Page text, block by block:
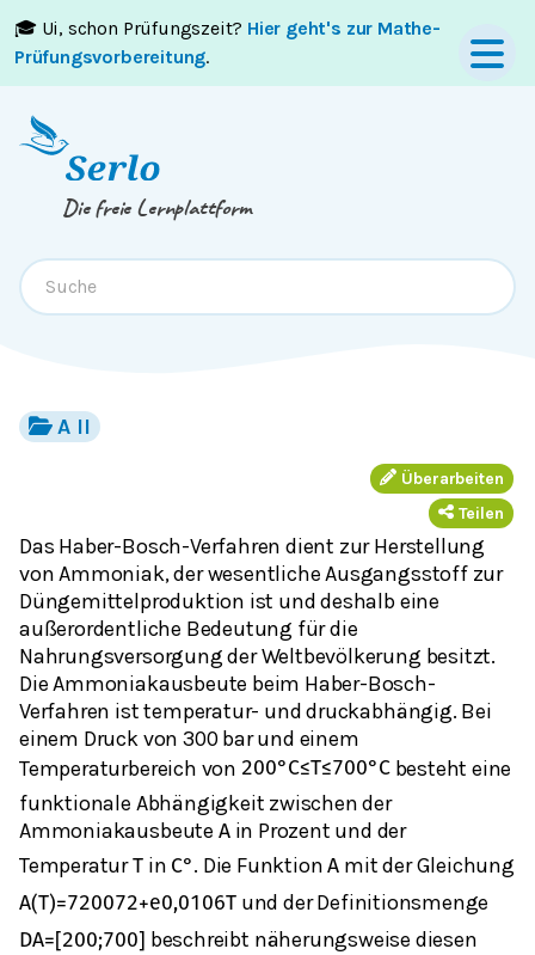
🎓 Ui, schon Prüfungszeit? Hier geht's zur Mathe-
Prüfungsvorbereitung.
Springe zumInhaltoderFooter
Die freie Lernplattform
A II
Überarbeiten
Teilen
Das Haber-Bosch-Verfahren dient zur Herstellung
von Ammoniak, der wesentliche Ausgangsstoff zur
Düngemittelproduktion ist und deshalb eine
außerordentliche Bedeutung für die
Nahrungsversorgung der Weltbevölkerung besitzt.
Die Ammoniakausbeute beim Haber-Bosch-
Verfahren ist temperatur- und druckabhängig. Bei
einem Druck von 300 bar und einem
Temperaturbereich von 200°C≤T≤700°Cbesteht eine
funktionale Abhängigkeit zwischen der
Ammoniakausbeute Ain Prozent und der
TemperaturTin C°. Die FunktionA mit der Gleichung
A(T)=720072+e0,0106T und der Definitionsmenge
DA=[200;700] beschreibt näherungsweise diesen